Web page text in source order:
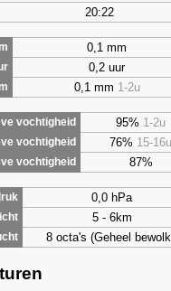
20:22
0,1 mm
0,2 uur
0,1 mm 1-2u
vochtigheid 95% 1-2u
vochtigheid 76% 15-16u
vochtigheid 87%
0,0 hPa
5 - 6km
8 octa's (Geheel